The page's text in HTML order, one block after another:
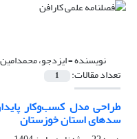
نویسنده =ایزدجو، محمدامین
تعداد مقالات: 1
طراحی مدل کسب‌وکار
سدهای استان خوزستان